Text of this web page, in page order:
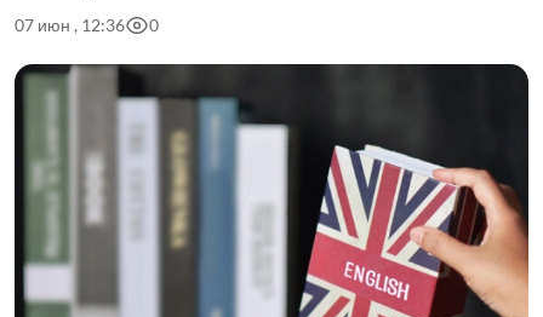
07 июн , 12:36 0